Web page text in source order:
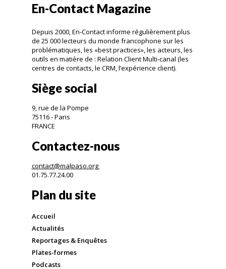
En-Contact Magazine
Depuis 2000, En-Contact informe régulièrement plus
de 25 000 lecteurs du monde francophone sur les
problématiques, les «best practices», les acteurs, les
outils en matière de : Relation Client Multi-canal (les
centres de contacts, le CRM, l’expérience client).
Siège social
9, rue de la Pompe
75116 - Paris
FRANCE
Contactez-nous
contact@malpaso.org
01.75.77.24.00
Plan du site
Accueil
Actualités
Reportages & Enquêtes
Plates-formes
Podcasts